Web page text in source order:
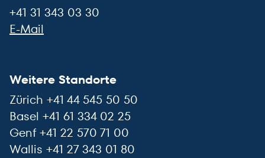
+41 31 343 03 30
E-Mail
Weitere Standorte
Zürich +41 44 545 50 50
Basel +41 61 334 02 25
Genf +41 22 570 71 00
Wallis +41 27 343 01 80